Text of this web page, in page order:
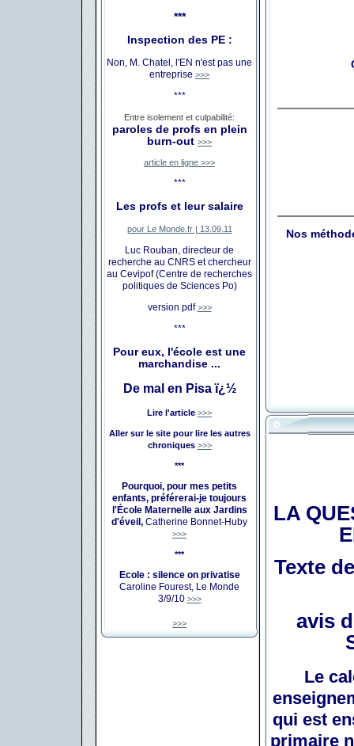
***
Inspection des PE :
Non, M. Chatel, l'EN n'est pas une
entreprise >>>
***
Entre isolement et culpabilité:
paroles de profs en plein
burn-out >>>
article en ligne >>>
***
Les profs et leur salaire
pour Le Monde.fr | 13.09.11
Luc Rouban, directeur de
recherche au CNRS et chercheur
au Cevipof (Centre de recherches
politiques de Sciences Po)
version pdf>>>
***
Pour eux, l'école est une
marchandise ...
De mal en Pisa ï¿½
Lire l'article >>>
Aller sur le site pour lire les autres
chroniques >>>
***
Pourquoi, pour mes petits
enfants, préférerai-je toujours
l'École Maternelle aux Jardins
d'éveil, Catherine Bonnet-Huby
>>>
***
Ecole : silence on privatise
Caroline Fourest, Le Monde
3/9/10 >>>
>>>
Nos
LA
Texte
avis
Le
qui est
primaire